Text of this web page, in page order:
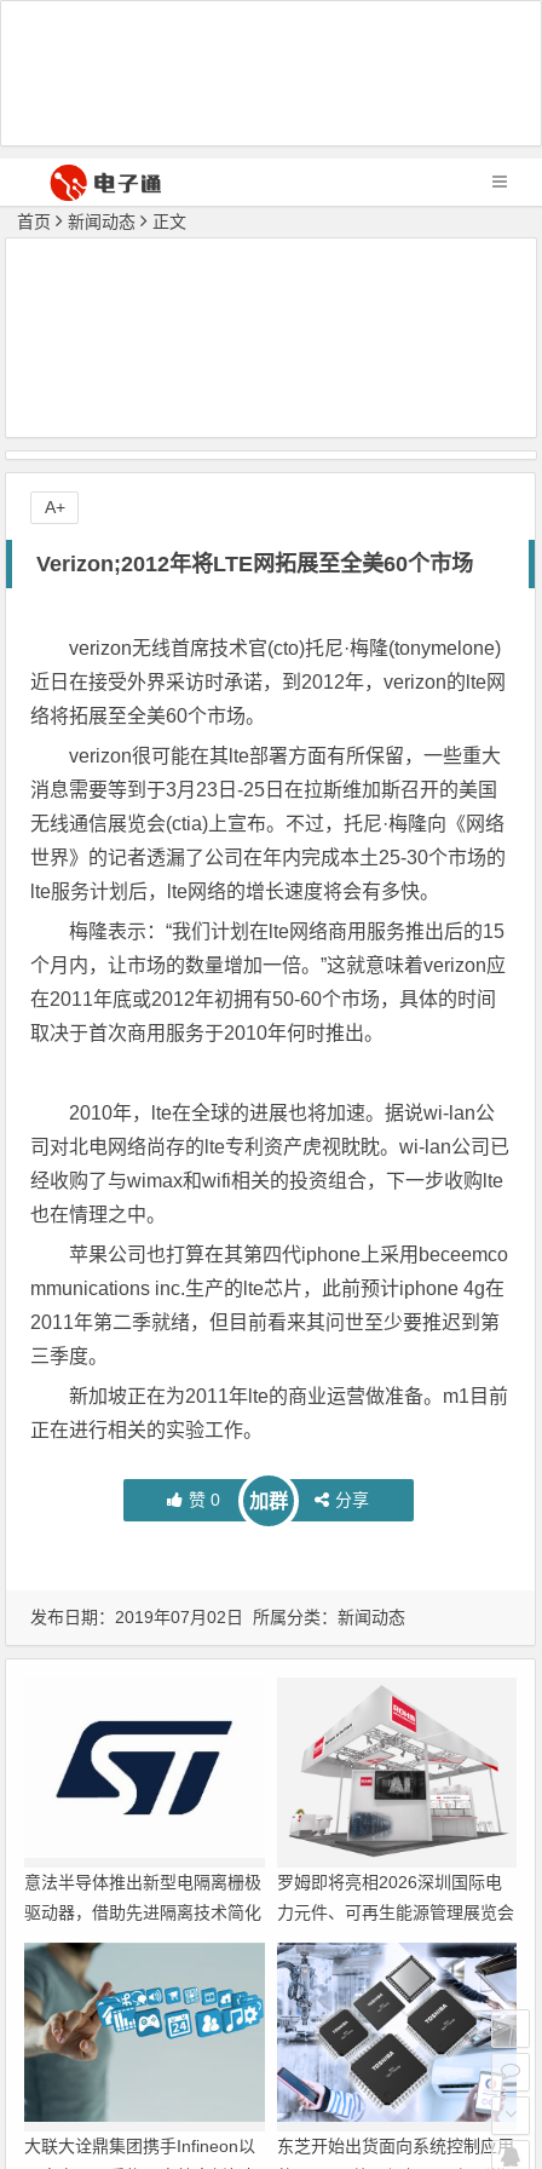
首页 新闻动态 正文
Verizon;2012年将LTE网拓展至全美60个市场
verizon无线首席技术官(cto)托尼·梅隆(tonymelone)
近日在接受外界采访时承诺，到2012年，verizon的lte网
络将拓展至全美60个市场。
verizon很可能在其lte部署方面有所保留，一些重大
消息需要等到于3月23日-25日在拉斯维加斯召开的美国
无线通信展览会(ctia)上宣布。不过，托尼·梅隆向《网络
世界》的记者透漏了公司在年内完成本土25-30个市场的
lte服务计划后，lte网络的增长速度将会有多快。
梅隆表示：“我们计划在lte网络商用服务推出后的15
个月内，让市场的数量增加一倍。”这就意味着verizon应
在2011年底或2012年初拥有50-60个市场，具体的时间
取决于首次商用服务于2010年何时推出。
2010年，lte在全球的进展也将加速。据说wi-lan公
司对北电网络尚存的lte专利资产虎视眈眈。wi-lan公司已
经收购了与wimax和wifi相关的投资组合，下一步收购lte
也在情理之中。
苹果公司也打算在其第四代iphone上采用beceemco
mmunications inc.生产的lte芯片，此前预计iphone 4g在
2011年第二季就绪，但目前看来其问世至少要推迟到第
三季度。
新加坡正在为2011年lte的商业运营做准备。m1目前
正在进行相关的实验工作。
赞 0 加群 分享
A+
发布日期：2019年07月02日 所属分类：新闻动态
意法半导体推出新型电隔离栅极
驱动器，借助先进隔离技术简化
电源设计
罗姆即将亮相2026深圳国际电
力元件、可再生能源管理展览会
暨研讨会
大联大诠鼎集团携手Infineon以
东芝开始出货面向系统控制应用